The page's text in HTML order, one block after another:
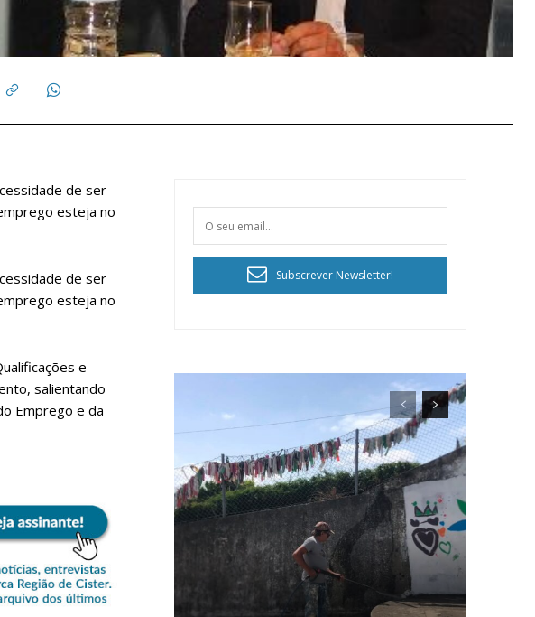
este serviço público!
e versões digitais.
de ser
esteja no
de ser
esteja no
e
salientando
Emprego e da
Subscrever Newsletter!